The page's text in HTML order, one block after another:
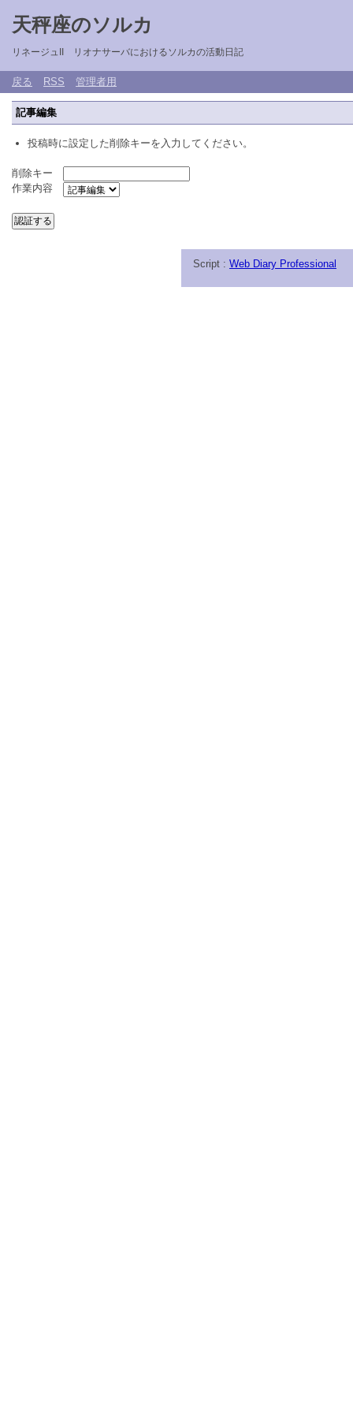
天秤座のソルカ
リネージュII リオナサーバにおけるソルカの活動日記
戻る RSS 管理者用
記事編集
投稿時に設定した削除キーを入力してください。
削除キー
作業内容
Script : Web Diary Professional